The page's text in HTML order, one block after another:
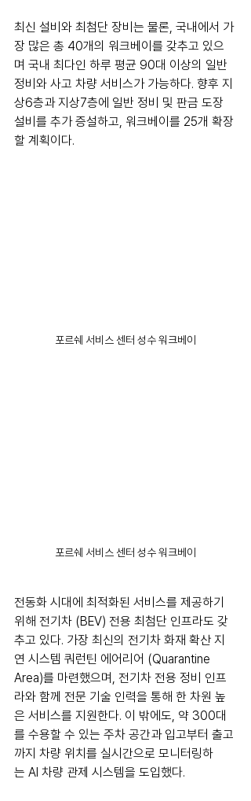
최신 설비와 최첨단 장비는 물론, 국내에서 가
장 많은 총 40개의 워크베이를 갖추고 있으
며 국내 최다인 하루 평균 90대 이상의 일반
정비와 사고 차량 서비스가 가능하다. 향후 지
상6층과 지상7층에 일반 정비 및 판금 도장
설비를 추가 증설하고, 워크베이를 25개 확장
할 계획이다.
포르쉐 서비스 센터 성수 워크베이
포르쉐 서비스 센터 성수 워크베이
전동화 시대에 최적화된 서비스를 제공하기
위해 전기차 (BEV) 전용 최첨단 인프라도 갖
추고 있다. 가장 최신의 전기차 화재 확산 지
연 시스템 쿼런틴 에어리어 (Quarantine
Area)를 마련했으며, 전기차 전용 정비 인프
라와 함께 전문 기술 인력을 통해 한 차원 높
은 서비스를 지원한다. 이 밖에도, 약 300대
를 수용할 수 있는 주차 공간과 입고부터 출고
까지 차량 위치를 실시간으로 모니터링하
는 AI 차량 관제 시스템을 도입했다.